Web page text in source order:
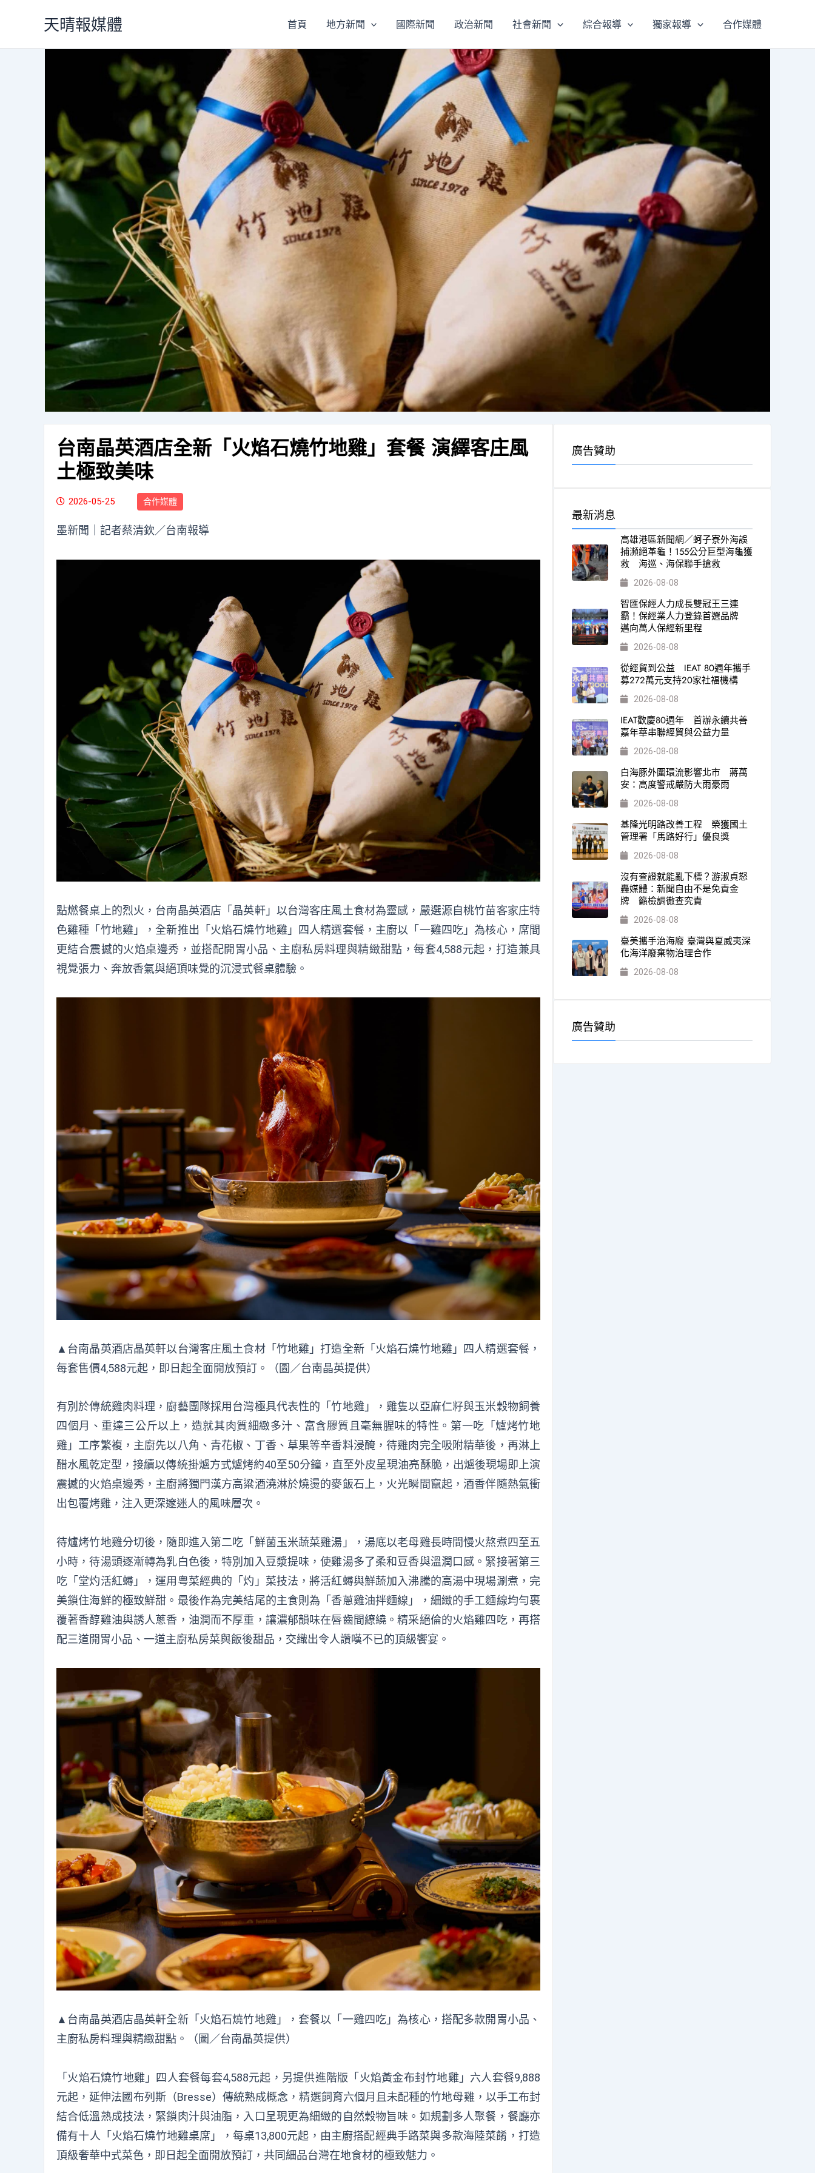
天晴報媒體 首頁 地方新聞 國際新聞 政治新聞 社會新聞 綜合報導 獨家報導 合作媒體
台南晶英酒店全新「火焰石燒竹地雞」套餐 演繹客庄風
土極致美味
2026-05-25 合作媒體
墨新聞 ｜記者蔡清欽／台南報導
點燃餐桌上的烈火，台南晶英酒店「晶英軒」以台灣客庄風土食材為靈感，嚴選源自桃竹苗客家庄特
色雞種「竹地雞」，全新推出「火焰石燒竹地雞」四人精選套餐，主廚以「一雞四吃」為核心，席間
更結合震撼的火焰桌邊秀，並搭配開胃小品、主廚私房料理與精緻甜點，每套4,588元起，打造兼具
視覺張力、奔放香氣與絕頂味覺的沉浸式餐桌體驗。
▲台南晶英酒店晶英軒以台灣客庄風土食材「竹地雞」打造全新「火焰石燒竹地雞」四人精選套餐，
每套售價4,588元起，即日起全面開放預訂。（圖／台南晶英提供）
有別於傳統雞肉料理，廚藝團隊採用台灣極具代表性的「竹地雞」，雞隻以亞麻仁籽與玉米穀物飼養
四個月、重達三公斤以上，造就其肉質細緻多汁、富含膠質且毫無腥味的特性。第一吃「爐烤竹地
雞」工序繁複，主廚先以八角、青花椒、丁香、草果等辛香料浸醃，待雞肉完全吸附精華後，再淋上
醋水風乾定型，接續以傳統掛爐方式爐烤約40至50分鐘，直至外皮呈現油亮酥脆，出爐後現場即上演
震撼的火焰桌邊秀，主廚將獨門漢方高粱酒澆淋於燒燙的麥飯石上，火光瞬間竄起，酒香伴隨熱氣衝
出包覆烤雞，注入更深邃迷人的風味層次。
待爐烤竹地雞分切後，隨即進入第二吃「鮮菌玉米蔬菜雞湯」，湯底以老母雞長時間慢火熬煮四至五
小時，待湯頭逐漸轉為乳白色後，特別加入豆漿提味，使雞湯多了柔和豆香與溫潤口感。緊接著第三
吃「堂灼活紅蟳」，運用粤菜經典的「灼」菜技法，將活紅蟳與鮮蔬加入沸騰的高湯中現場涮煮，完
美鎖住海鮮的極致鮮甜。最後作為完美結尾的主食則為「香蔥雞油拌麵線」，細緻的手工麵線均勻裹
覆著香醇雞油與誘人蔥香，油潤而不厚重，讓濃郁韻味在唇齒間繚繞。精采絕倫的火焰雞四吃，再搭
配三道開胃小品、一道主廚私房菜與飯後甜品，交織出令人讚嘆不已的頂級饗宴。
▲台南晶英酒店晶英軒全新「火焰石燒竹地雞」，套餐以「一雞四吃」為核心，搭配多款開胃小品、
主廚私房料理與精緻甜點。（圖／台南晶英提供）
「火焰石燒竹地雞」四人套餐每套4,588元起，另提供進階版「火焰黃金布封竹地雞」六人套餐9,888
元起，延伸法國布列斯（Bresse）傳統熟成概念，精選飼育六個月且未配種的竹地母雞，以手工布封
結合低溫熟成技法，緊鎖肉汁與油脂，入口呈現更為細緻的自然穀物旨味。如規劃多人聚餐，餐廳亦
備有十人「火焰石燒竹地雞桌席」，每桌13,800元起，由主廚搭配經典手路菜與多款海陸菜餚，打造
頂級奢華中式菜色，即日起全面開放預訂，共同細品台灣在地食材的極致魅力。
廣告贊助
最新消息
高雄港區新聞網／蚵子寮外海誤
捕瀕絕革龜！155公分巨型海龜獲
救 海巡、海保聯手搶救
2026-08-08
智匯保經人力成長雙冠王三連
霸！保經業人力登錄首選品牌
邁向萬人保經新里程
2026-08-08
從經貿到公益 IEAT 80週年攜手
募272萬元支持20家社福機構
2026-08-08
IEAT歡慶80週年 首辦永續共善
嘉年華串聯經貿與公益力量
2026-08-08
白海豚外圍環流影響北市 蔣萬
安：高度警戒嚴防大雨豪雨
2026-08-08
基隆光明路改善工程 榮獲國土
管理署「馬路好行」優良獎
2026-08-08
沒有查證就能亂下標？游淑貞怒
轟媒體：新聞自由不是免責金
牌 籲檢調徹查究責
2026-08-08
臺美攜手治海廢 臺灣與夏威夷深
化海洋廢棄物治理合作
2026-08-08
廣告贊助